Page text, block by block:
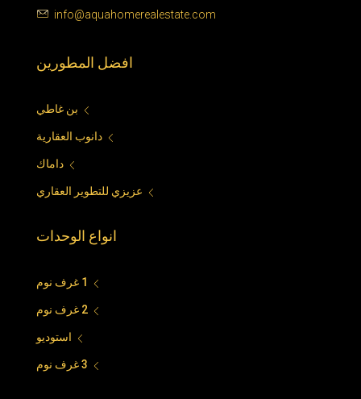
info@aquahomerealestate.com
افضل المطورين
بن غاطي
دانوب العقارية
داماك
عزيزي للتطوير العقاري
انواع الوحدات
1 غرف نوم
2 غرف نوم
استوديو
3 غرف نوم